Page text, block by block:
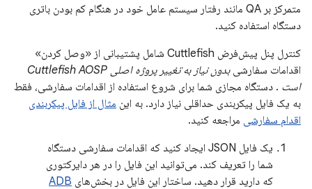
متمرکز بر QA مانند رفتار سیستم عامل خود در هنگام کم بودن باتری
دستگاه استفاده کنید.
کنترل پنل پیش‌فرض Cuttlefish شامل پشتیبانی از «وصل کردن»
اقدامات سفارشی
بدون نیاز به تغییر پروژه اصلی Cuttlefish AOSP
است . دستگاه مجازی شما برای شروع استفاده از اقدامات سفارشی، فقط
به یک فایل پیکربندی حداقلی نیاز دارد. به این مثال از فایل پیکربندی
اقدام سفارشی مراجعه کنید.
یک فایل JSON ایجاد کنید که اقدامات سفارشی دستگاه
شما را تعریف کند. می‌توانید این فایل را در هر دایرکتوری
که دارید قرار دهید. ساختار این فایل در بخش‌های ADB